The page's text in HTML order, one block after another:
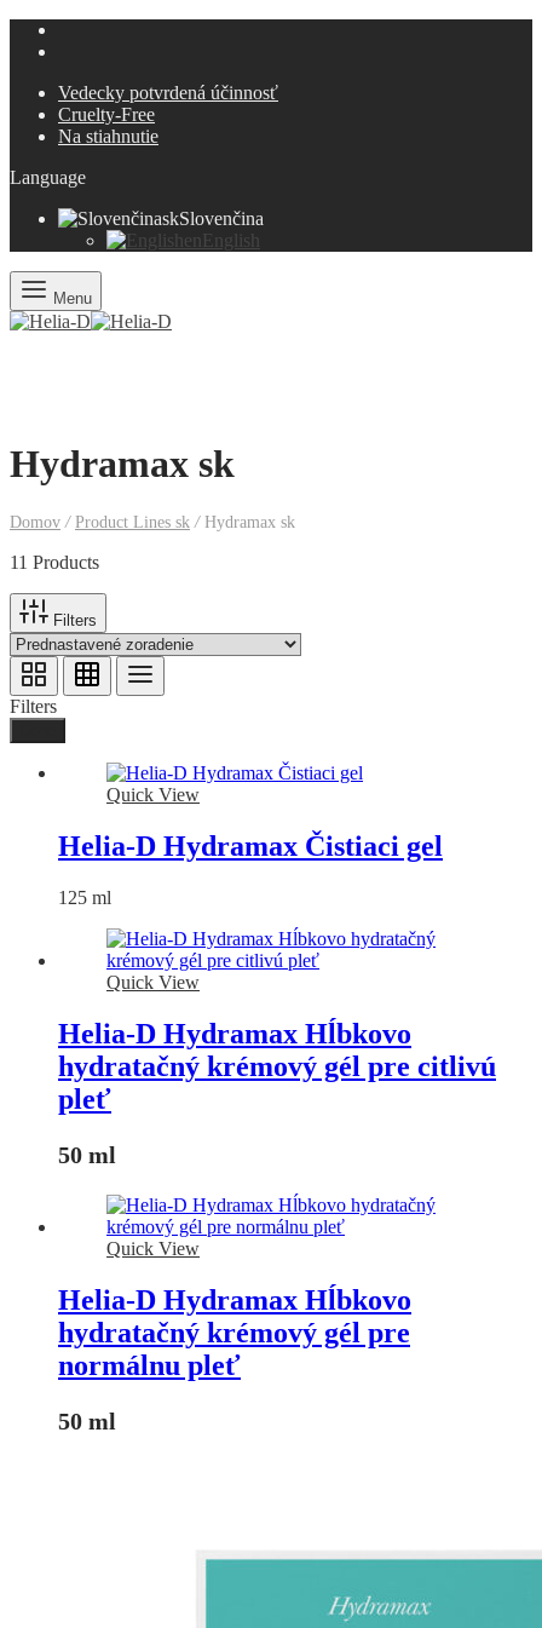
Vedecky potvrdená účinnosť
Cruelty-Free
Na stiahnutie
Language
skSlovenčina
enEnglish
Menu
Hydramax sk
Domov / Product Lines sk /Hydramax sk
11 Products
Filters
Filters
Quick View
Helia-D Hydramax Čistiaci gel
125 ml
Quick View
Helia-D Hydramax Hĺbkovo
hydratačný krémový gél pre citlivú
pleť
50 ml
Quick View
Helia-D Hydramax Hĺbkovo
hydratačný krémový gél pre
normálnu pleť
50 ml